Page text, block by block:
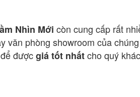
Nhìn Mới còn cung cấp rất
văn phòng showroom của
đượcgiá tốt nhấtcho quý